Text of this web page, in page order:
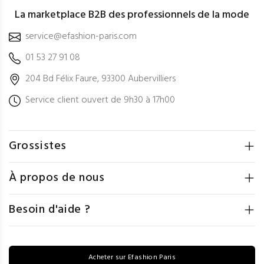
La marketplace B2B des professionnels de la mode
service@efashion-paris.com
01 53 27 91 08
204 Bd Félix Faure, 93300 Aubervilliers
Service client ouvert de 9h30 à 17h00
Grossistes
À propos de nous
Besoin d'aide ?
Acheter sur Efashion Paris